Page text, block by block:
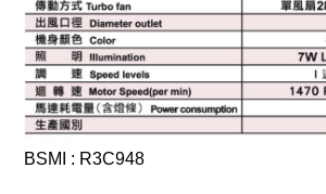
BSMI : R3C948